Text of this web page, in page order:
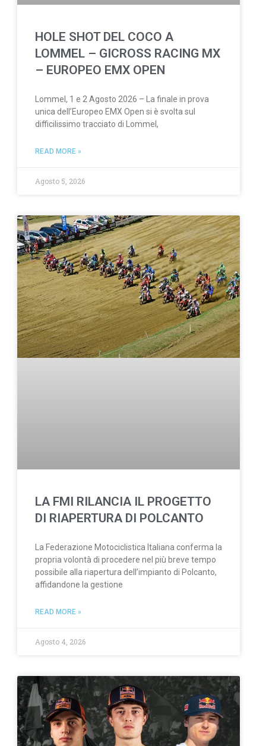
HOLE SHOT DEL COCO A
LOMMEL – GICROSS RACING MX
– EUROPEO EMX OPEN
Lommel, 1 e 2 Agosto 2026 – La finale in prova
unica dell’Europeo EMX Open si è svolta sul
difficilissimo tracciato di Lommel,
READ MORE »
Agosto 5, 2026
LA FMI RILANCIA IL PROGETTO
DI RIAPERTURA DI POLCANTO
La Federazione Motociclistica Italiana conferma la
propria volontà di procedere nel più breve tempo
possibile alla riapertura dell’impianto di Polcanto,
affidandone la gestione
READ MORE »
Agosto 4, 2026